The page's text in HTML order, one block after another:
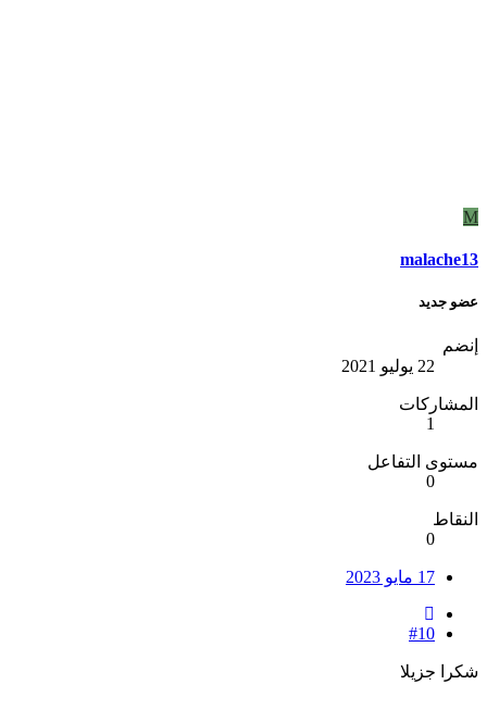
M
malache13
عضو جديد
إنضم
22 يوليو 2021
المشاركات
1
مستوى التفاعل
0
النقاط
0
17 مايو 2023
#10
شكرا جزيلا